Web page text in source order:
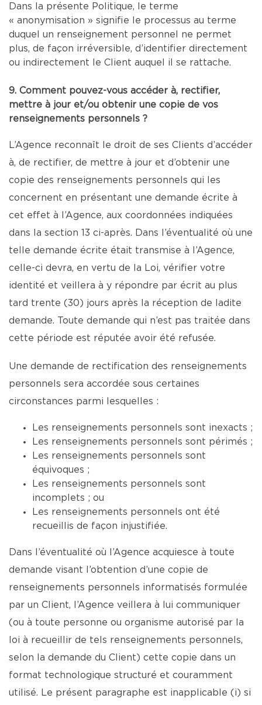
Dans la présente Politique, le terme
« anonymisation » signifie le processus au terme
duquel un renseignement personnel ne permet
plus, de façon irréversible, d’identifier directement
ou indirectement le Client auquel il se rattache.
9. Comment pouvez-vous accéder à, rectifier,
mettre à jour et/ou obtenir une copie de vos
renseignements personnels ?
L’Agence reconnaît le droit de ses Clients d’accéder
à, de rectifier, de mettre à jour et d’obtenir une
copie des renseignements personnels qui les
concernent en présentant une demande écrite à
cet effet à l’Agence, aux coordonnées indiquées
dans la section 13 ci-après. Dans l’éventualité où une
telle demande écrite était transmise à l’Agence,
celle-ci devra, en vertu de la Loi, vérifier votre
identité et veillera à y répondre par écrit au plus
tard trente (30) jours après la réception de ladite
demande. Toute demande qui n’est pas traitée dans
cette période est réputée avoir été refusée.
Une demande de rectification des renseignements
personnels sera accordée sous certaines
circonstances parmi lesquelles :
Les renseignements personnels sont inexacts ;
Les renseignements personnels sont périmés ;
Les renseignements personnels sont
équivoques ;
Les renseignements personnels sont
incomplets ; ou
Les renseignements personnels ont été
recueillis de façon injustifiée.
Dans l’éventualité où l’Agence acquiesce à toute
demande visant l’obtention d’une copie de
renseignements personnels informatisés formulée
par un Client, l’Agence veillera à lui communiquer
(ou à toute personne ou organisme autorisé par la
loi à recueillir de tels renseignements personnels,
selon la demande du Client) cette copie dans un
format technologique structuré et couramment
utilisé. Le présent paragraphe est inapplicable (i) si